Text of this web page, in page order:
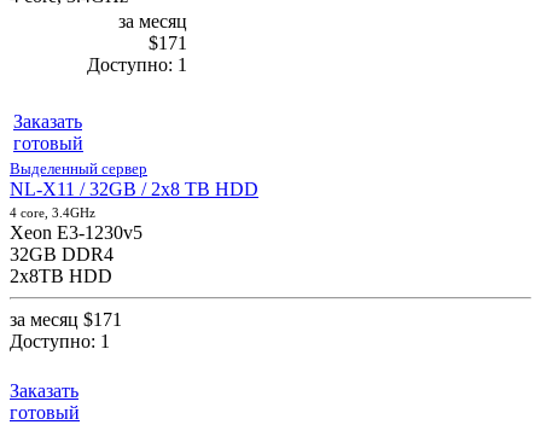
за месяц
$171
Доступно: 1
Заказать
готовый
Выделенный сервер
NL-X11 / 32GB / 2x8 TB HDD
4 core, 3.4GHz
Xeon E3-1230v5
32GB DDR4
2x8TB HDD
за месяц $171
Доступно: 1
Заказать
готовый